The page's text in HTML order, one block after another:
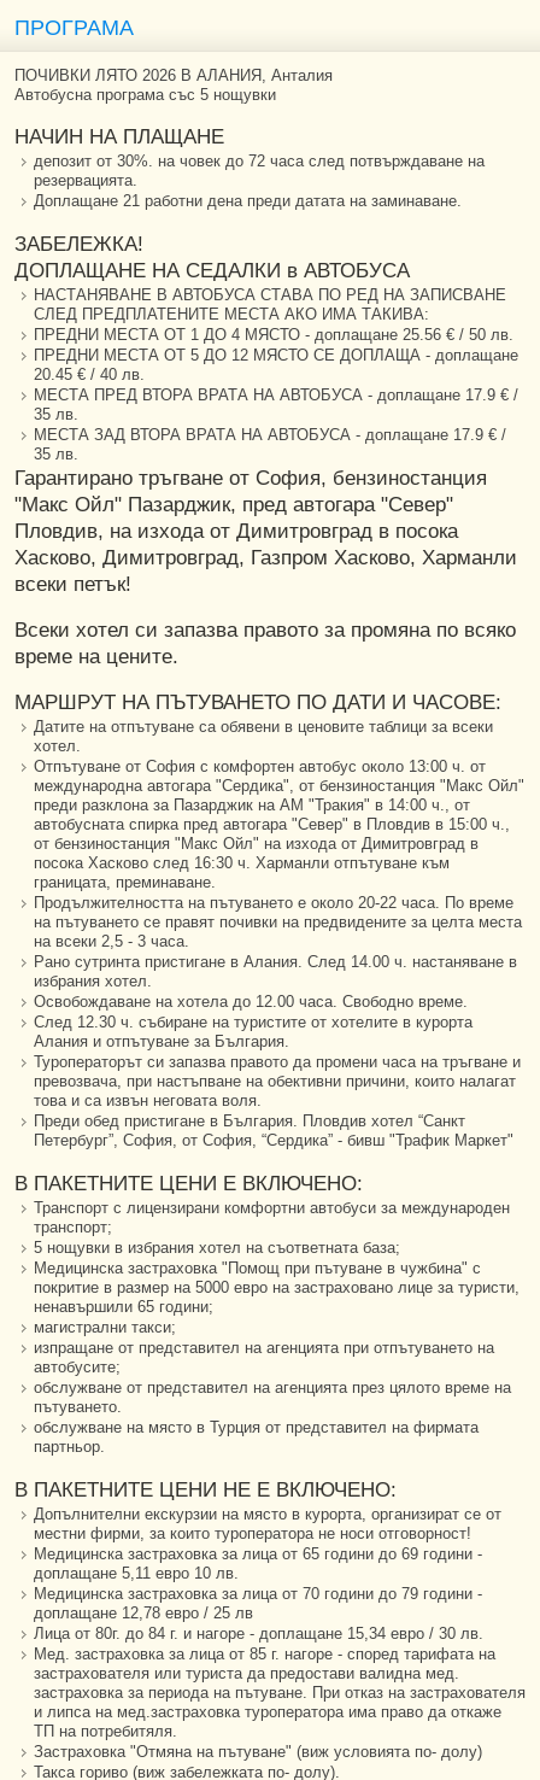
ПРОГРАМА
ПОЧИВКИ ЛЯТО 2026 В АЛАНИЯ, Анталия
Автобусна програма със 5 нощувки
НАЧИН НА ПЛАЩАНЕ
депозит от 30%. на човек до 72 часа след потвърждаване на
резервацията.
Доплащане 21 работни дена преди датата на заминаване.
ЗАБЕЛЕЖКА!
ДОПЛАЩАНЕ НА СЕДАЛКИ в АВТОБУСА
НАСТАНЯВАНЕ В АВТОБУСА СТАВА ПО РЕД НА ЗАПИСВАНЕ
СЛЕД ПРЕДПЛАТЕНИТЕ МЕСТА АКО ИМА ТАКИВА:
ПРЕДНИ МЕСТА ОТ 1 ДО 4 МЯСТО - доплащане 25.56 € / 50 лв.
ПРЕДНИ МЕСТА ОТ 5 ДО 12 МЯСТО СЕ ДОПЛАЩА - доплащане
20.45 € / 40 лв.
МЕСТА ПРЕД ВТОРА ВРАТА НА АВТОБУСА - доплащане 17.9 € /
35 лв.
МЕСТА ЗАД ВТОРА ВРАТА НА АВТОБУСА - доплащане 17.9 € /
35 лв.
Гарантирано тръгване от София, бензиностанция
"Макс Ойл" Пазарджик, пред автогара "Север"
Пловдив, на изхода от Димитровград в посока
Хасково, Димитровград, Газпром Хасково, Харманли
всеки петък!
Всеки хотел си запазва правото за промяна по всяко
време на цените.
МАРШРУТ НА ПЪТУВАНЕТО ПО ДАТИ И ЧАСОВЕ:
Датите на отпътуване са обявени в ценовите таблици за всеки
хотел.
Отпътуване от София с комфортен автобус около 13:00 ч. от
международна автогара "Сердика", от бензиностанция "Макс Ойл"
преди разклона за Пазарджик на АМ "Тракия" в 14:00 ч., от
автобусната спирка пред автогара "Север" в Пловдив в 15:00 ч.,
от бензиностанция "Макс Ойл" на изхода от Димитровград в
посока Хасково след 16:30 ч. Харманли отпътуване към
границата, преминаване.
Продължителността на пътуването е около 20-22 часа. По време
на пътуването се правят почивки на предвидените за целта места
на всеки 2,5 - 3 часа.
Рано сутринта пристигане в Алания. След 14.00 ч. настаняване в
избрания хотел.
Освобождаване на хотела до 12.00 часа. Свободно време.
След 12.30 ч. събиране на туристите от хотелите в курорта
Алания и отпътуване за България.
Туроператорът си запазва правото да промени часа на тръгване и
превозвача, при настъпване на обективни причини, които налагат
това и са извън неговата воля.
Преди обед пристигане в България. Пловдив хотел “Санкт
Петербург”, София, от София, “Сердика” - бивш "Трафик Маркет"
В ПАКЕТНИТЕ ЦЕНИ Е ВКЛЮЧЕНО:
Транспорт с лицензирани комфортни автобуси за международен
транспорт;
5 нощувки в избрания хотел на съответната база;
Медицинска застраховка "Помощ при пътуване в чужбина" с
покритие в размер на 5000 евро на застраховано лице за туристи,
ненавършили 65 години;
магистрални такси;
изпращане от представител на агенцията при отпътуването на
автобусите;
обслужване от представител на агенцията през цялото време на
пътуването.
обслужване на място в Турция от представител на фирмата
партньор.
В ПАКЕТНИТЕ ЦЕНИ НЕ Е ВКЛЮЧЕНО:
Допълнителни екскурзии на място в курорта, организират се от
местни фирми, за които туроператора не носи отговорност!
Медицинска застраховка за лица от 65 години до 69 години -
доплащане 5,11 евро 10 лв.
Медицинска застраховка за лица от 70 години до 79 години -
доплащане 12,78 евро / 25 лв
Лица от 80г. до 84 г. и нагоре - доплащане 15,34 евро / 30 лв.
Мед. застраховка за лица от 85 г. нагоре - според тарифата на
застрахователя или туриста да предостави валидна мед.
застраховка за периода на пътуване. При отказ на застрахователя
и липса на мед.застраховка туроператора има право да откаже
ТП на потребитяля.
Застраховка "Отмяна на пътуване" (виж условията по- долу)
Такса гориво (виж забележката по- долу).